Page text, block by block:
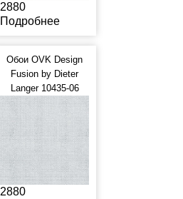
2880
Подробнее
Обои OVK Design
Fusion by Dieter
Langer 10435-06
2880